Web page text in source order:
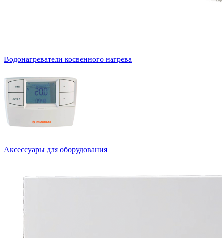
Водонагреватели косвенного нагрева
Аксессуары для оборудования